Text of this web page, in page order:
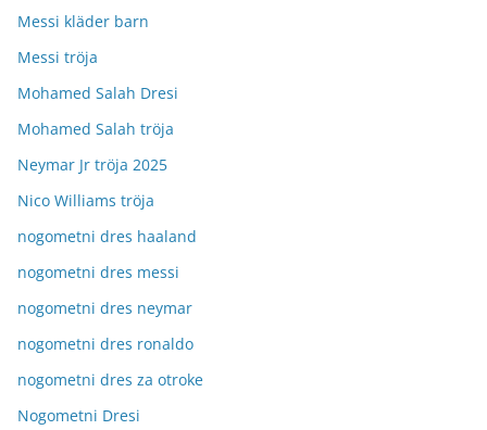
Messi kläder barn
Messi tröja
Mohamed Salah Dresi
Mohamed Salah tröja
Neymar Jr tröja 2025
Nico Williams tröja
nogometni dres haaland
nogometni dres messi
nogometni dres neymar
nogometni dres ronaldo
nogometni dres za otroke
Nogometni Dresi